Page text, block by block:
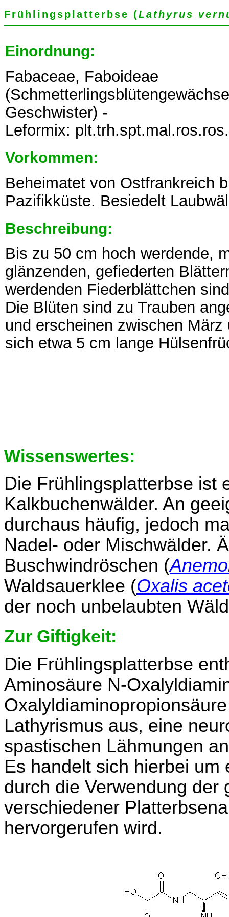
Frühlingsplatterbse (Lathyrus
Einordnung:
Fabaceae, Faboideae
Geschwister) -
Leformix:
Vorkommen:
Beheimatet von Ostfrankreich
Pazifikküste. Besiedelt
Beschreibung:
Bis zu 50 cm hoch werdende,
glänzenden, gefiederten
werdenden Fiederblättchen
Die Blüten sind zu Trauben
und erscheinen zwischen
sich etwa 5 cm lange
Wissenswertes:
Die Frühlingsplatterbse ist
Kalkbuchenwälder. An
durchaus häufig, jedoch
Nadel- oder Mischwälder.
Buschwindröschen (
Waldsauerklee (Oxalis
der noch unbelaubten
Zur Giftigkeit:
Die Frühlingsplatterbse
Aminosäure N-
Lathyrismus aus, eine
spastischen Lähmungen
Es handelt sich hierbei
durch die Verwendung der
verschiedener
hervorgerufen wird.